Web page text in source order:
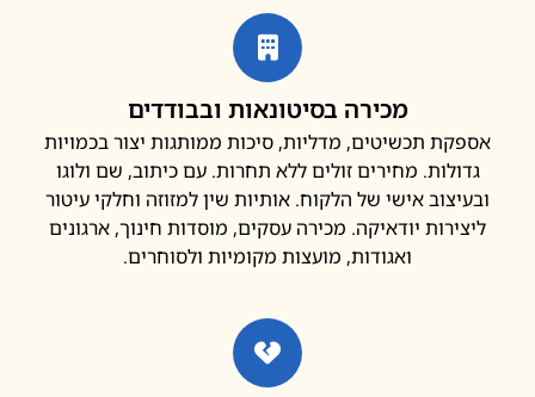
מכירה בסיטונאות ובבודדים
תכשיטים, מדליות, סיכות ממותגות יצור בכמויות
מחירים זולים ללא תחרות. עם כיתוב, שם ולוגו
אישי של הלקוח. אותיות שין למזוזה וחלקי עיטור
יודאיקה. מכירה עסקים, מוסדות חינוך, ארגונים
ואגודות, מועצות מקומיות ולסוחרים.